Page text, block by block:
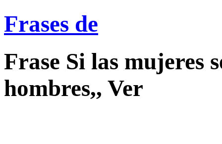
Frases de
Frase Si las mujeres
hombres,, Ver